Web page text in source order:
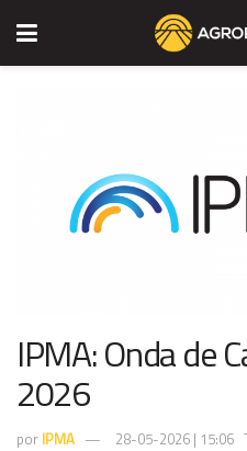
IPMA: Onda de
2026
por IPMA 28-05-2026 | 15:06